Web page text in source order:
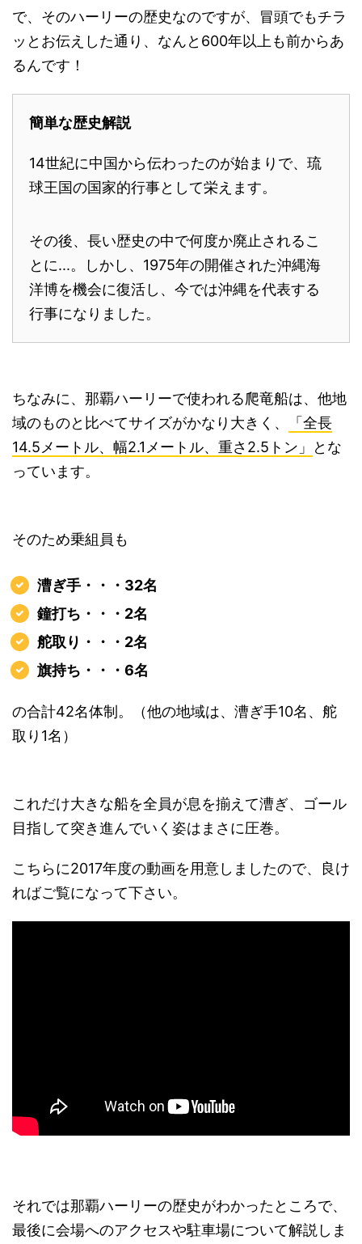
で、そのハーリーの歴史なのですが、冒頭でもチラ
ッとお伝えした通り、なんと600年以上も前からあ
るんです！
簡単な歴史解説
14世紀に中国から伝わったのが始まりで、琉
球王国の国家的行事として栄えます。
その後、長い歴史の中で何度か廃止されるこ
とに...。しかし、1975年の開催された沖縄海
洋博を機会に復活し、今では沖縄を代表する
行事になりました。
ちなみに、那覇ハーリーで使われる爬竜船は、他地
域のものと比べてサイズがかなり大きく、
「全長
14.5メートル、幅2.1メートル、重さ2.5トン」
とな
っています。
そのため乗組員も
漕ぎ手・・・32名
鐘打ち・・・2名
舵取り・・・2名
旗持ち・・・6名
の合計42名体制。（他の地域は、漕ぎ手10名、舵
取り1名）
これだけ大きな船を全員が息を揃えて漕ぎ、ゴール
目指して突き進んでいく姿はまさに圧巻。
こちらに2017年度の動画を用意しましたので、良け
ればご覧になって下さい。
それでは那覇ハーリーの歴史がわかったところで、
最後に会場へのアクセスや駐車場について解説しま